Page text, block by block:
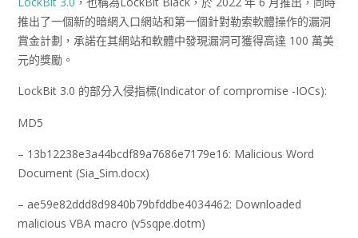
推出了一個新的暗網入口網站和第一個針對勒索軟體操作的漏洞
賞金計劃，承諾在其網站和軟體中發現漏洞可獲得高達 100 萬美
元的獎勵。
LockBit 3.0 的部分入侵指標(Indicator of compromise -IOCs):
MD5
– 13b12238e3a44bcdf89a7686e7179e16: Malicious Word
Document (Sia_Sim.docx)
– ae59e82ddd8d9840b79bfddbe4034462: Downloaded
malicious VBA macro (v5sqpe.dotm)